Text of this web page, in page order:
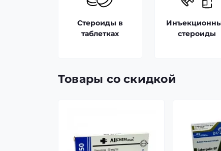
Стероиды в
таблетках
стероиды
Товары со скидкой